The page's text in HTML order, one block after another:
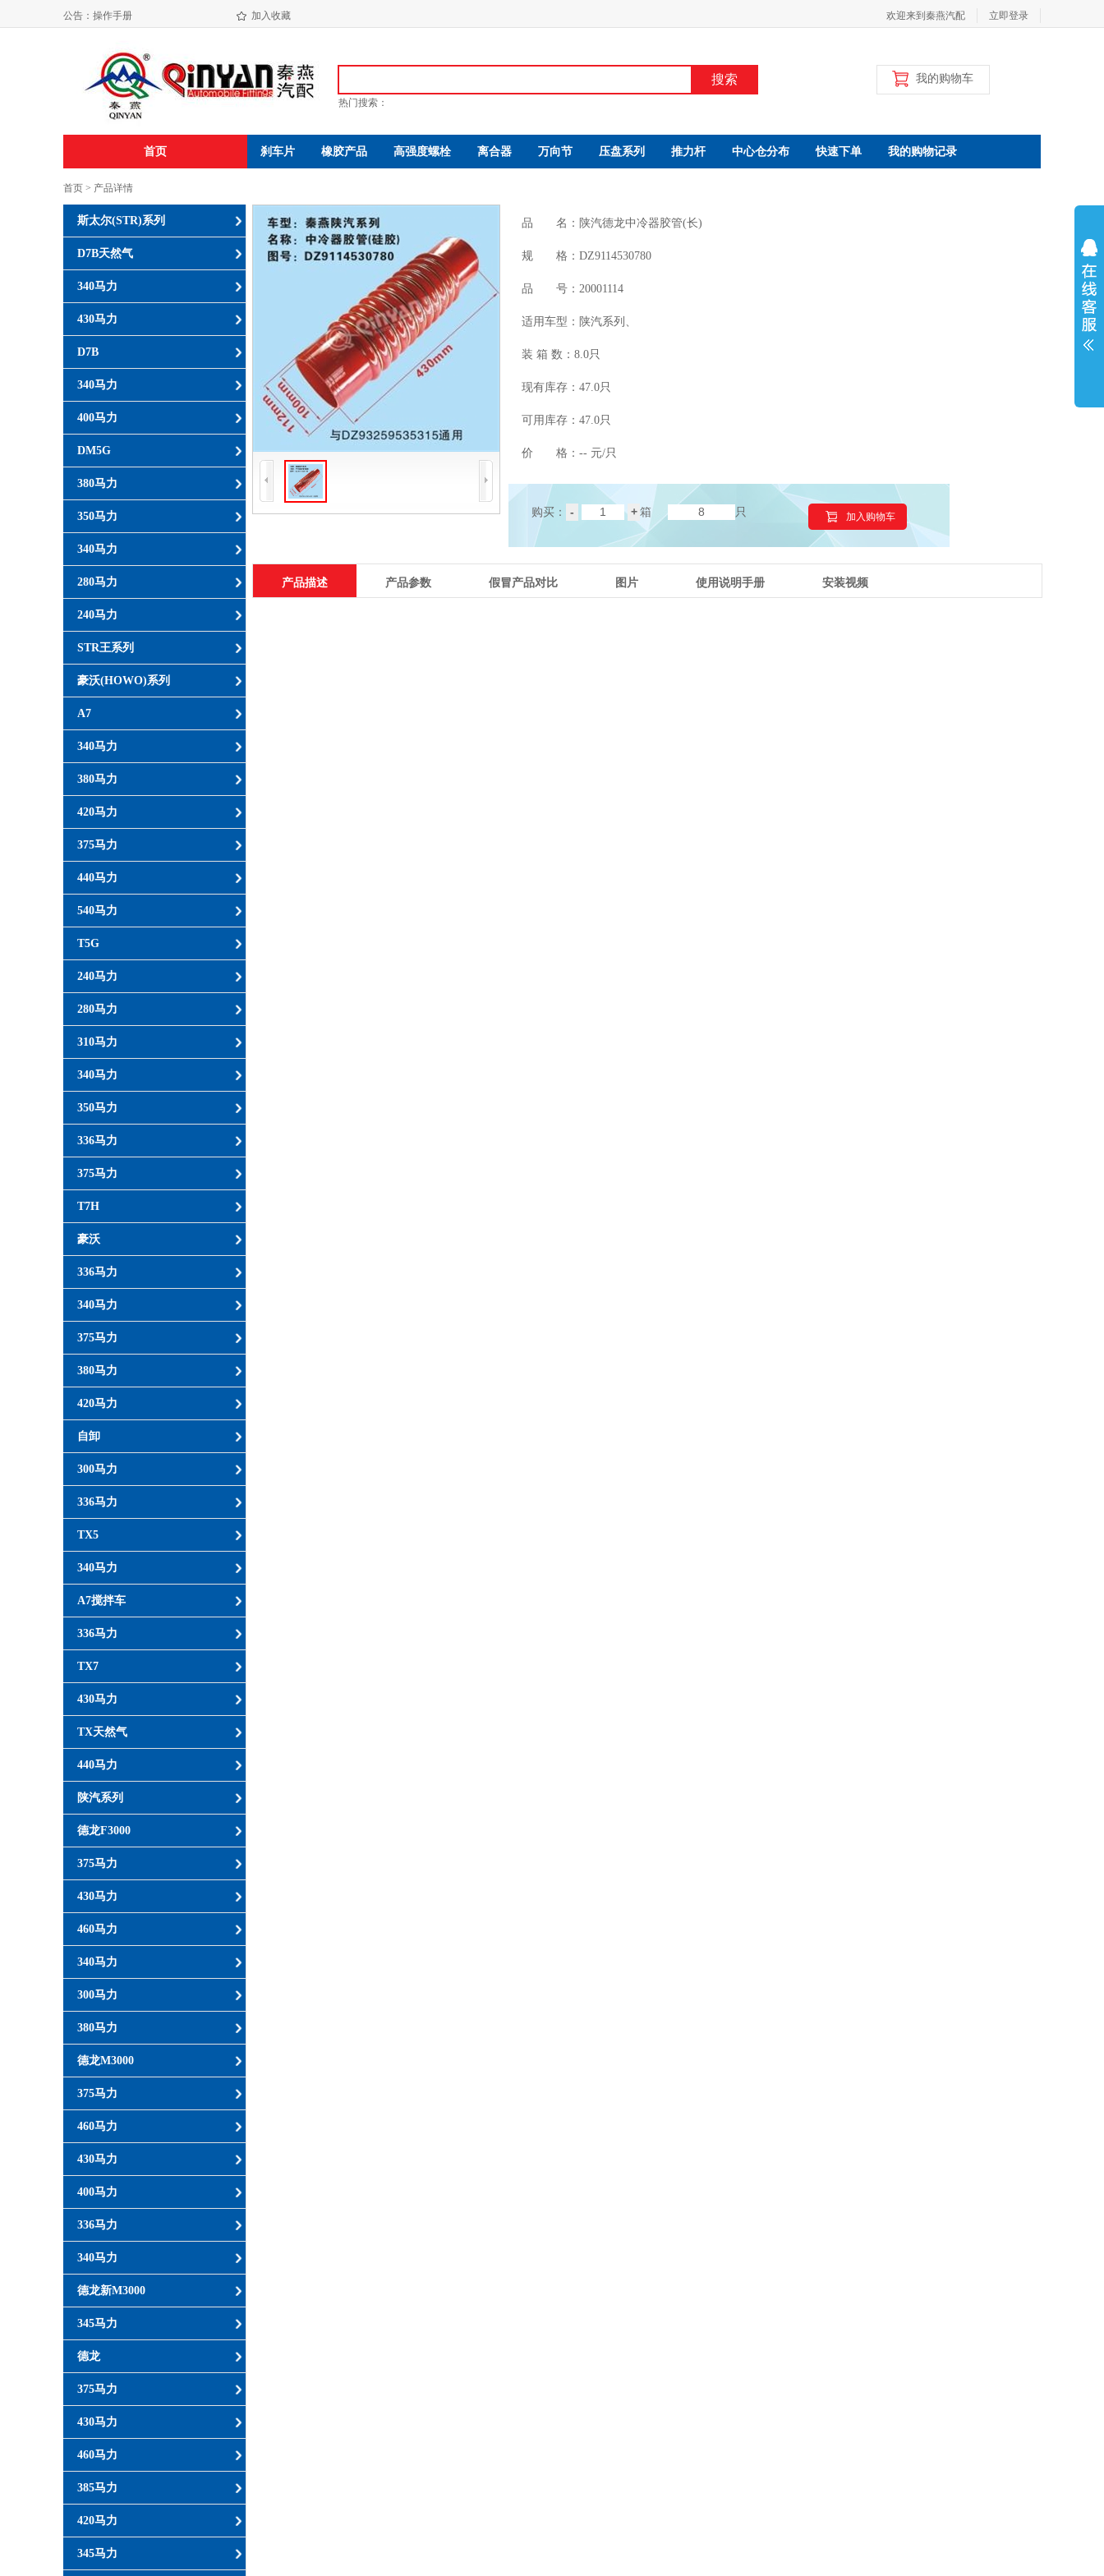
公告： 操作手册
海盐振达汽配有限公司年产650万件发动机减震垫易地技改项目环境影响报告书( 报 批 稿 )
加入收藏 欢迎来到秦燕汽配 立即登录
我的购物车
搜索
热门搜索：
首页 刹车片 橡胶产品 高强度螺栓 离合器 万向节 压盘系列 推力杆 中心仓分布 快速下单 我的购物记录
首页 > 产品详情
斯太尔(STR)系列
D7B天然气
340马力
430马力
D7B
340马力
400马力
DM5G
380马力
350马力
340马力
280马力
240马力
STR王系列
豪沃(HOWO)系列
A7
340马力
380马力
420马力
375马力
440马力
540马力
T5G
240马力
280马力
310马力
340马力
350马力
336马力
375马力
T7H
豪沃
336马力
340马力
375马力
380马力
420马力
自卸
300马力
336马力
TX5
340马力
A7搅拌车
336马力
TX7
430马力
TX天然气
440马力
陕汽系列
德龙F3000
375马力
430马力
460马力
340马力
300马力
380马力
德龙M3000
375马力
460马力
430马力
400马力
336马力
340马力
德龙新M3000
345马力
德龙
375马力
430马力
460马力
385马力
420马力
345马力
品 名： 陕汽德龙中冷器胶管(长)
规 格： DZ9114530780
品 号： 20001114
适用车型： 陕汽系列、
装 箱 数： 8.0只
现有库存： 47.0只
可用库存： 47.0只
价 格： -- 元/只
购买： - + 箱 只 加入购物车
产品描述 产品参数 假冒产品对比 图片 使用说明手册 安装视频